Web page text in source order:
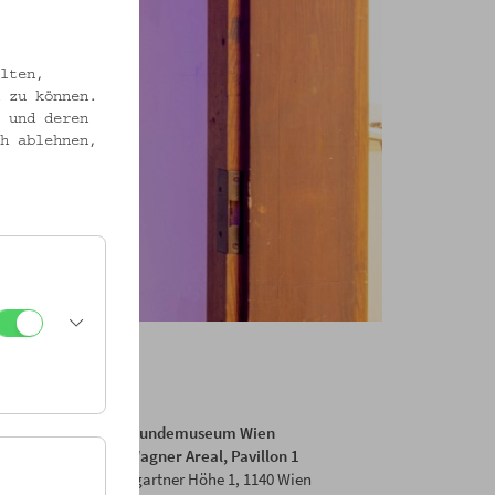
Volkskundemuseum Wien
Otto Wagner Areal, Pavillon 1
Baumgartner Höhe 1, 1140 Wien
können.
deren
ablehnen,